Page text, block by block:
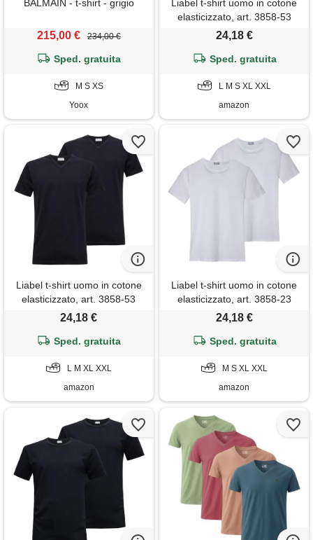
BALMAIN - t-shirt - grigio
215,00 € 234,00 €
Sped. gratuita
M S XS
Yoox
Liabel t-shirt uomo in cotone
elasticizzato, art. 3858-53
scollo a v, pacco da 2, bianco
m
24,18 €
Sped. gratuita
L M S XL XXL
amazon
Liabel t-shirt uomo in cotone
elasticizzato, art. 3858-53
scollo a v, pacco da 2, nero l
24,18 €
Sped. gratuita
L M XL XXL
amazon
Liabel t-shirt uomo in cotone
elasticizzato, art. 3858-23
girocollo, pacco da 2, bianco
24,18 €
Sped. gratuita
M S XL XXL
amazon